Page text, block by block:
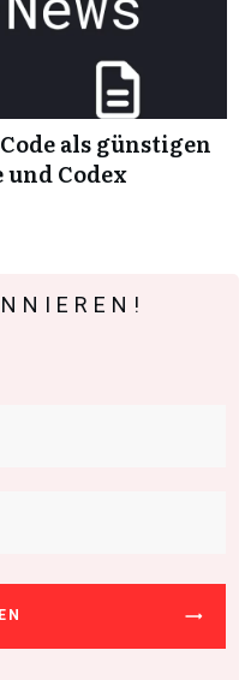
als günstigen
und Codex